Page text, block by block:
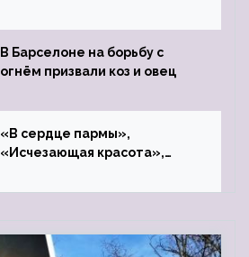
В Барселоне на борьбу с
огнём призвали коз и овец
«В сердце пармы»,
«Исчезающая красота»,